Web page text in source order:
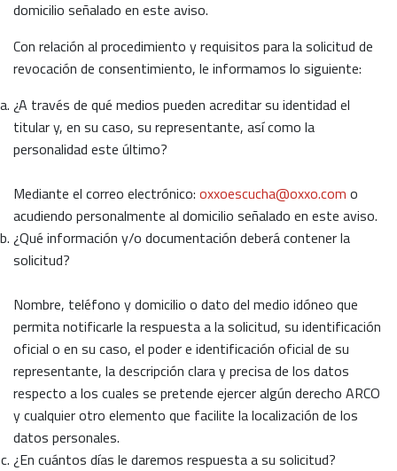
domicilio señalado en este aviso.
Con relación al procedimiento y requisitos para la solicitud de
revocación de consentimiento, le informamos lo siguiente:
¿A través de qué medios pueden acreditar su identidad el
titular y, en su caso, su representante, así como la
personalidad este último?
Mediante el correo electrónico: oxxoescucha@oxxo.com o
acudiendo personalmente al domicilio señalado en este aviso.
¿Qué información y/o documentación deberá contener la
solicitud?
Nombre, teléfono y domicilio o dato del medio idóneo que
permita notificarle la respuesta a la solicitud, su identificación
oficial o en su caso, el poder e identificación oficial de su
representante, la descripción clara y precisa de los datos
respecto a los cuales se pretende ejercer algún derecho ARCO
y cualquier otro elemento que facilite la localización de los
datos personales.
¿En cuántos días le daremos respuesta a su solicitud?